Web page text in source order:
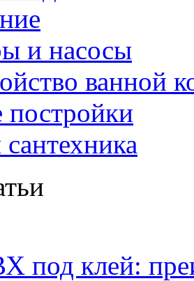
и насосы
ванной
под клей: